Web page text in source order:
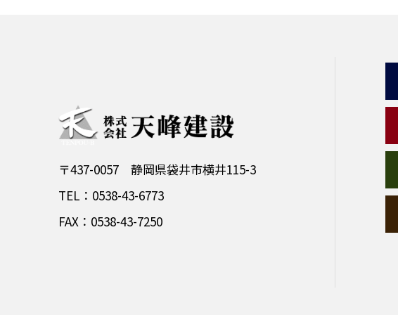
〒437-0057 静岡県袋井市横井115-3
TEL：0538-43-6773
FAX：0538-43-7250